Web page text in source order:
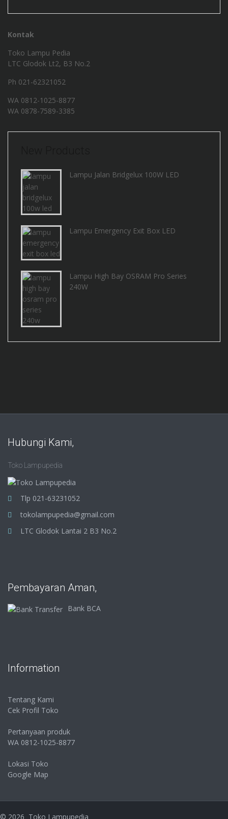
Kontak
Toko Lampu Pedia
LTC Glodok Lt2, B3 No.2
Ph 021-62321052
WA 0812-1025-8877
WA 0878-7589-3385
Lampu Jalan Bridgelux 100W LED
Lampu Emergency Exit Box LED
Lampu High Bay OSRAM Pro Series
240W
Hubungi Kami,
Toko Lampupedia
Tlp 021-63231052
tokolampupedia@gmail.com
LTC Glodok Lantai 2 B3 No.2
Pembayaran Aman,
Bank BCA
Information
Tentang Kami
Cek Profil Toko
Pertanyaan produk
WA 0812-1025-8877
Lokasi Toko
Google Map
© 2026 Toko Lampupedia